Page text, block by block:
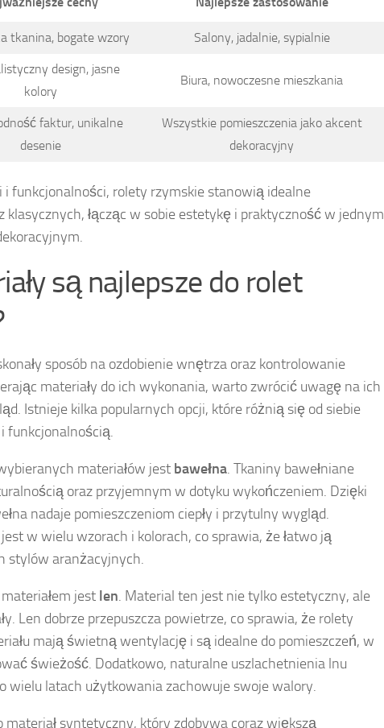
tkanina, bogate wzory Salony, jadalnie, sypialnie
design, jasne
kolory
Biura, nowoczesne mieszkania
faktur, unikalne
desenie
Wszystkie pomieszczenia jako akcent
dekoracyjny
i funkcjonalności, rolety rzymskie stanowią idealne
łącząc w sobie estetykę i praktyczność w jednym
są najlepsze do rolet
sposób na ozdobienie wnętrza oraz kontrolowanie
materiały do ich wykonania, warto zwrócić uwagę na ich
Istnieje kilka popularnych opcji, które różnią się od siebie
funkcjonalnością.
materiałów jest bawełna. Tkaniny bawełniane
oraz przyjemnym w dotyku wykończeniem. Dzięki
nadaje pomieszczeniom ciepły i przytulny wygląd.
w wielu wzorach i kolorach, co sprawia, że łatwo ją
stylów aranżacyjnych.
jest len. Material ten jest nie tylko estetyczny, ale
Len dobrze przepuszcza powietrze, co sprawia, że rolety
mają świetną wentylację i są idealne do pomieszczeń, w
świeżość. Dodatkowo, naturalne uszlachetnienia lnu
wielu latach użytkowania zachowuje swoje walory.
materiał syntetyczny, który zdobywa coraz większą